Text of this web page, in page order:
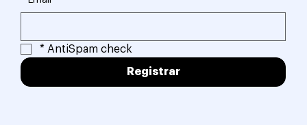
* AntiSpam check
Registrar